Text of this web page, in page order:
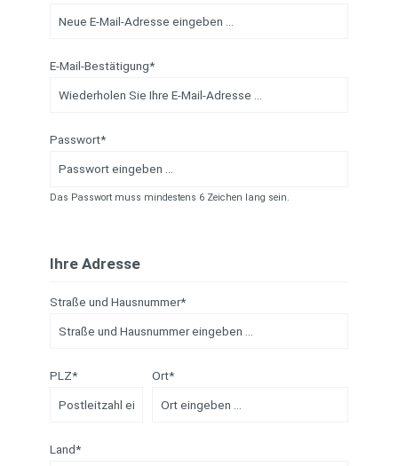
E-Mail-Bestätigung*
Passwort*
Das Passwort muss mindestens 6 Zeichen lang sein.
Ihre Adresse
Straße und Hausnummer*
PLZ* Ort*
Land*